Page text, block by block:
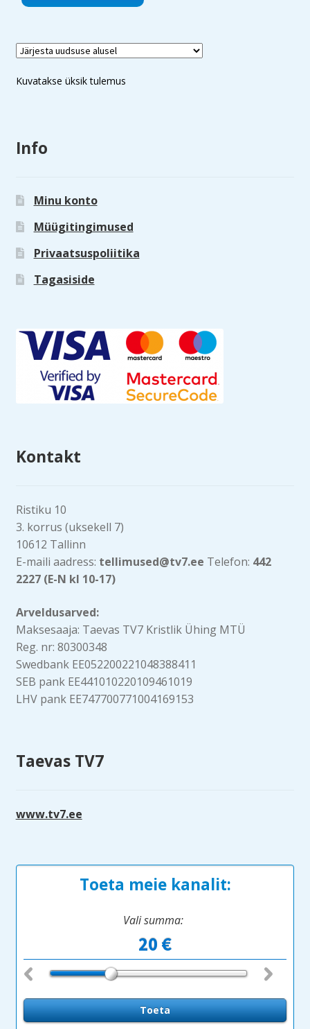
Kuvatakse üksik tulemus
Info
Minu konto
Müügitingimused
Privaatsuspoliitika
Tagasiside
Kontakt
Ristiku 10
3. korrus (uksekell 7)
10612 Tallinn
E-maili aadress: tellimused@tv7.ee Telefon: 442
2227 (E-N kl 10-17)
Arveldusarved:
Maksesaaja: Taevas TV7 Kristlik Ühing MTÜ
Reg. nr: 80300348
Swedbank EE052200221048388411
SEB pank EE441010220109461019
LHV pank EE747700771004169153
Taevas TV7
www.tv7.ee
Toeta meie kanalit:
Vali summa: